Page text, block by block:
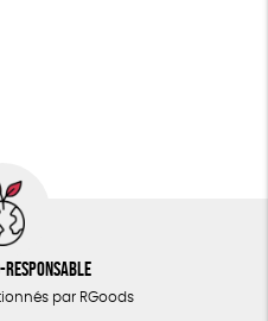
responsable
par RGoods